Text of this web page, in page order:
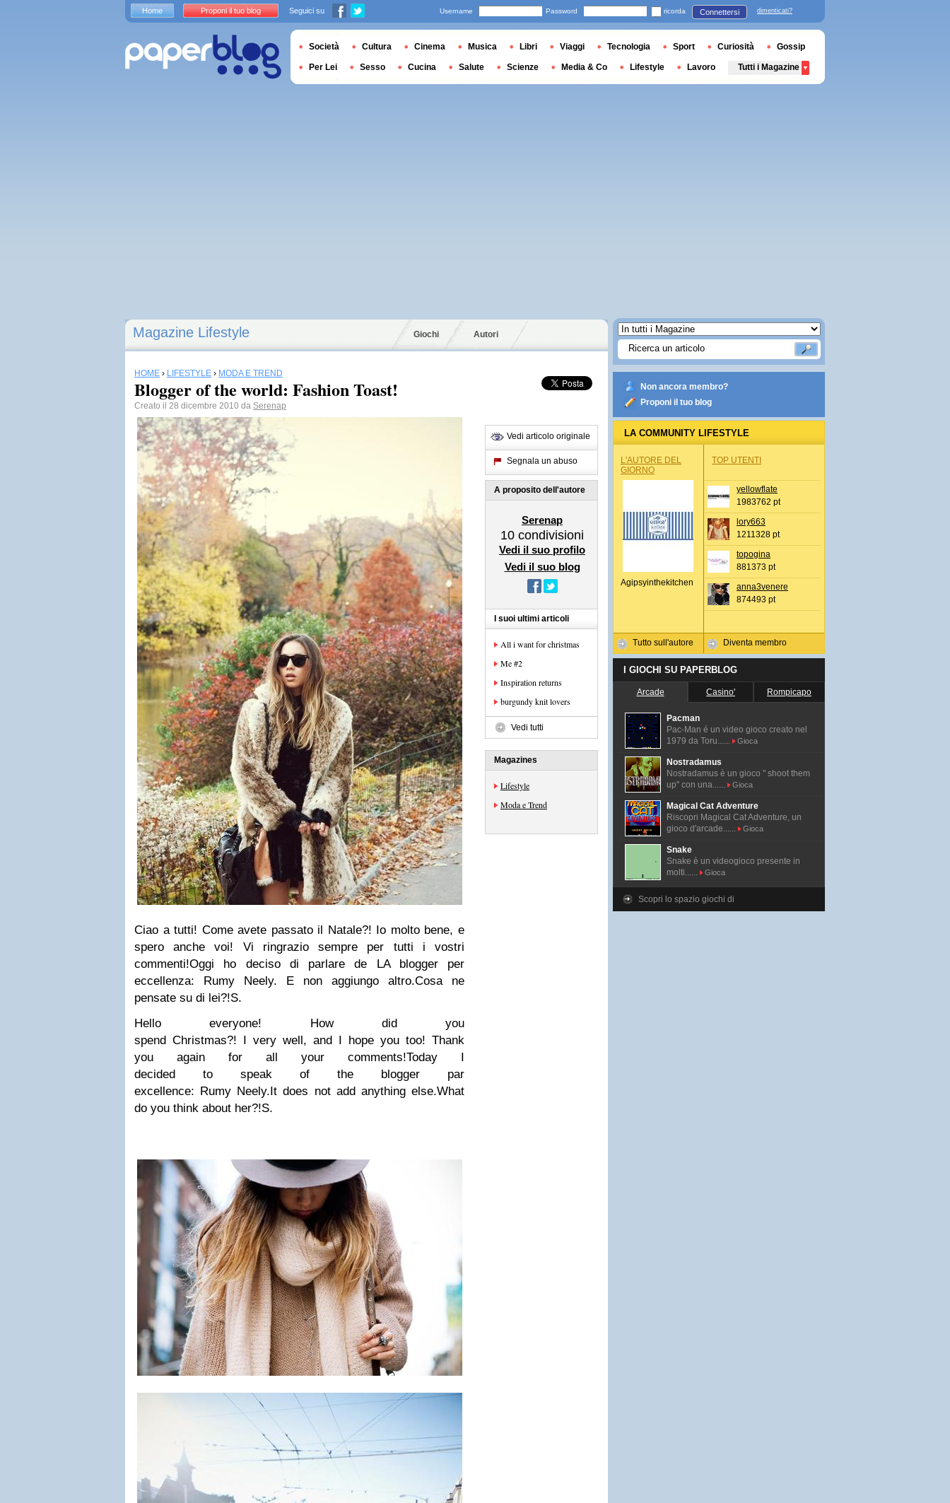
Magazine Lifestyle Giochi Autori
HOME › LIFESTYLE › MODA E TREND
Blogger of the world: Fashion Toast!
Creato il 28 dicembre 2010 da Serenap
Ciao a tutti! Come avete passato il Natale?! Io molto bene, e
spero anche voi! Vi ringrazio sempre per tutti i vostri
commenti!Oggi ho deciso di parlare de LA blogger per
eccellenza: Rumy Neely. E non aggiungo altro.Cosa ne
pensate su di lei?!S.
Hello
everyone! How
did you
spend Christmas?! I very well, and I hope you too! Thank
you
again for all your comments!Today I
decided
to speak of the blogger
par
excellence: Rumy Neely.It does not add anything else.What
do you think about her?!S.
Vedi articolo originale
Segnala un abuso
A proposito dell'autore
Serenap
10 condivisioni
Vedi il suo profilo
Vedi il suo blog
I suoi ultimi articoli
All i want for christmas
Me #2
Inspiration returns
burgundy knit lovers
Vedi tutti
Magazines
Lifestyle
Moda e Trend
Non ancora membro?
Proponi il tuo blog
LA COMMUNITY LIFESTYLE
L'AUTORE DEL
GIORNO
Agipsyinthekitchen
Tutto sull'autore
TOP UTENTI
yellowflate
1983762 pt
lory663
1211328 pt
topogina
881373 pt
anna3venere
874493 pt
Diventa membro
I GIOCHI SU PAPERBLOG
Arcade Casino' Rompicapo
Pacman
Pac-Man é un video gioco creato nel
1979 da Toru......
Gioca
Nostradamus
Nostradamus è un gioco " shoot them
up" con una......
Gioca
Magical Cat Adventure
Riscopri Magical Cat Adventure, un
gioco d'arcade......
Gioca
Snake
Snake è un videogioco presente in
molti......
Gioca
Scopri lo spazio giochi di
Home Proponi il tuo blog Seguici su Username Password ricorda Connettersi dimenticati?
Società Cultura Cinema Musica Libri Viaggi Tecnologia Sport Curiosità Gossip
Per Lei Sesso Cucina Salute Scienze Media & Co Lifestyle Lavoro Tutti i Magazine